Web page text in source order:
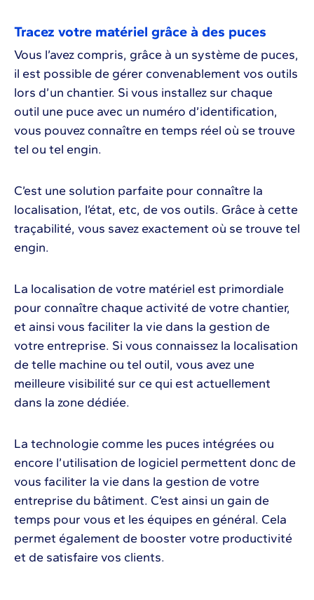
Tracez votre matériel grâce à des puces
Vous l’avez compris, grâce à un système de puces,
il est possible de gérer convenablement vos outils
lors d’un chantier. Si vous installez sur chaque
outil une puce avec un numéro d’identification,
vous pouvez connaître en temps réel où se trouve
tel ou tel engin.
C’est une solution parfaite pour connaître la
localisation, l’état, etc, de vos outils. Grâce à cette
traçabilité, vous savez exactement où se trouve tel
engin.
La localisation de votre matériel est primordiale
pour connaître chaque activité de votre chantier,
et ainsi vous faciliter la vie dans la gestion de
votre entreprise. Si vous connaissez la localisation
de telle machine ou tel outil, vous avez une
meilleure visibilité sur ce qui est actuellement
dans la zone dédiée.
La technologie comme les puces intégrées ou
encore l’utilisation de logiciel permettent donc de
vous faciliter la vie dans la gestion de votre
entreprise du bâtiment. C’est ainsi un gain de
temps pour vous et les équipes en général. Cela
permet également de booster votre productivité
et de satisfaire vos clients.